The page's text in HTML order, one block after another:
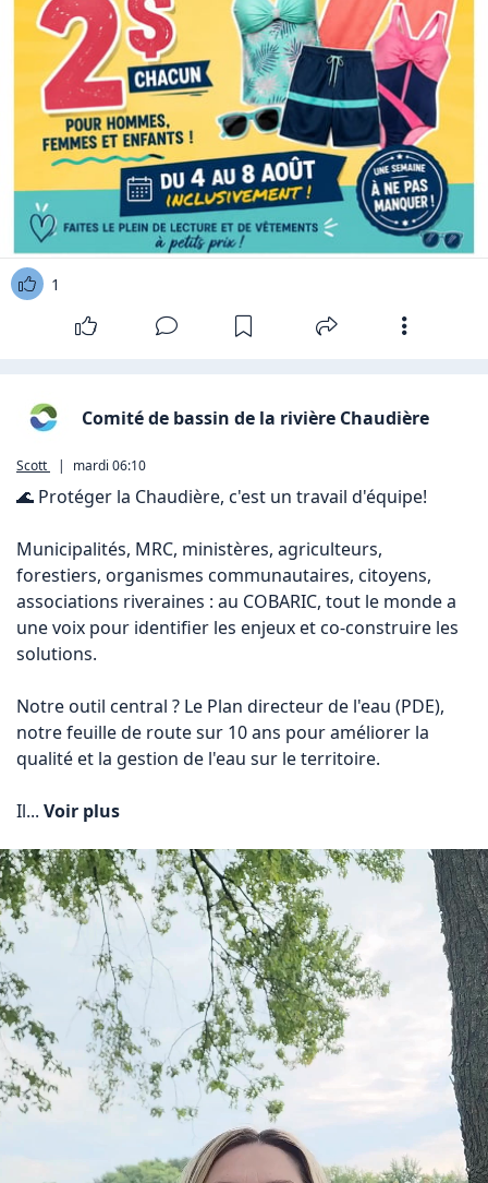
1
Comité de bassin de la rivière Chaudière
Scott | mardi 06:10
🌊 Protéger la Chaudière, c'est un travail d'équipe!
Municipalités, MRC, ministères, agriculteurs,
forestiers, organismes communautaires, citoyens,
associations riveraines : au COBARIC, tout le monde a
une voix pour identifier les enjeux et co-construire les
solutions.
Notre outil central ? Le Plan directeur de l'eau (PDE),
notre feuille de route sur 10 ans pour améliorer la
qualité et la gestion de l'eau sur le territoire.
Il... Voir plus